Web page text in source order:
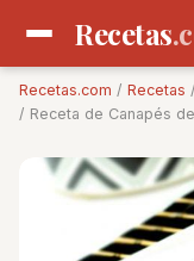
Recetas
Recetas.com / Recetas /
/ Receta de Canapés